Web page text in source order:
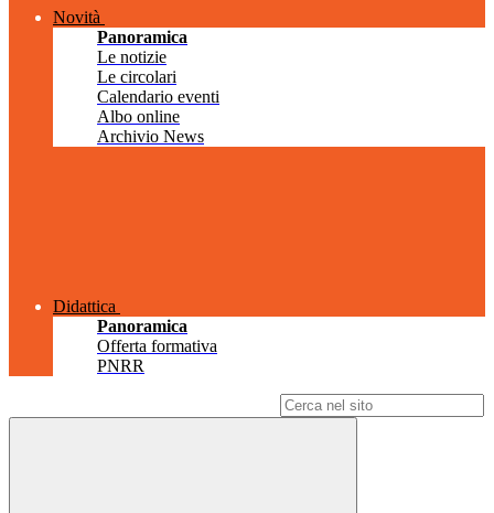
Novità
Panoramica
Le notizie
Le circolari
Calendario eventi
Albo online
Archivio News
Didattica
Panoramica
Offerta formativa
PNRR